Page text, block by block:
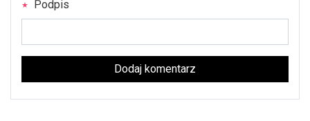
Podpis
Dodaj komentarz